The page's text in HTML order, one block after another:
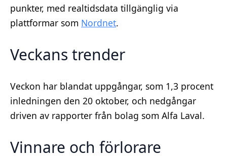
punkter, med realtidsdata tillgänglig via
plattformar som Nordnet.
Veckans trender
Veckon har blandat uppgångar, som 1,3 procent
inledningen den 20 oktober, och nedgångar
driven av rapporter från bolag som Alfa Laval.
Vinnare och förlorare